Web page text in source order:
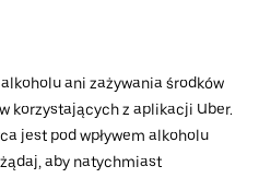
ani zażywania środków
korzystających z aplikacji Uber.
jest pod wpływem alkoholu
aby natychmiast